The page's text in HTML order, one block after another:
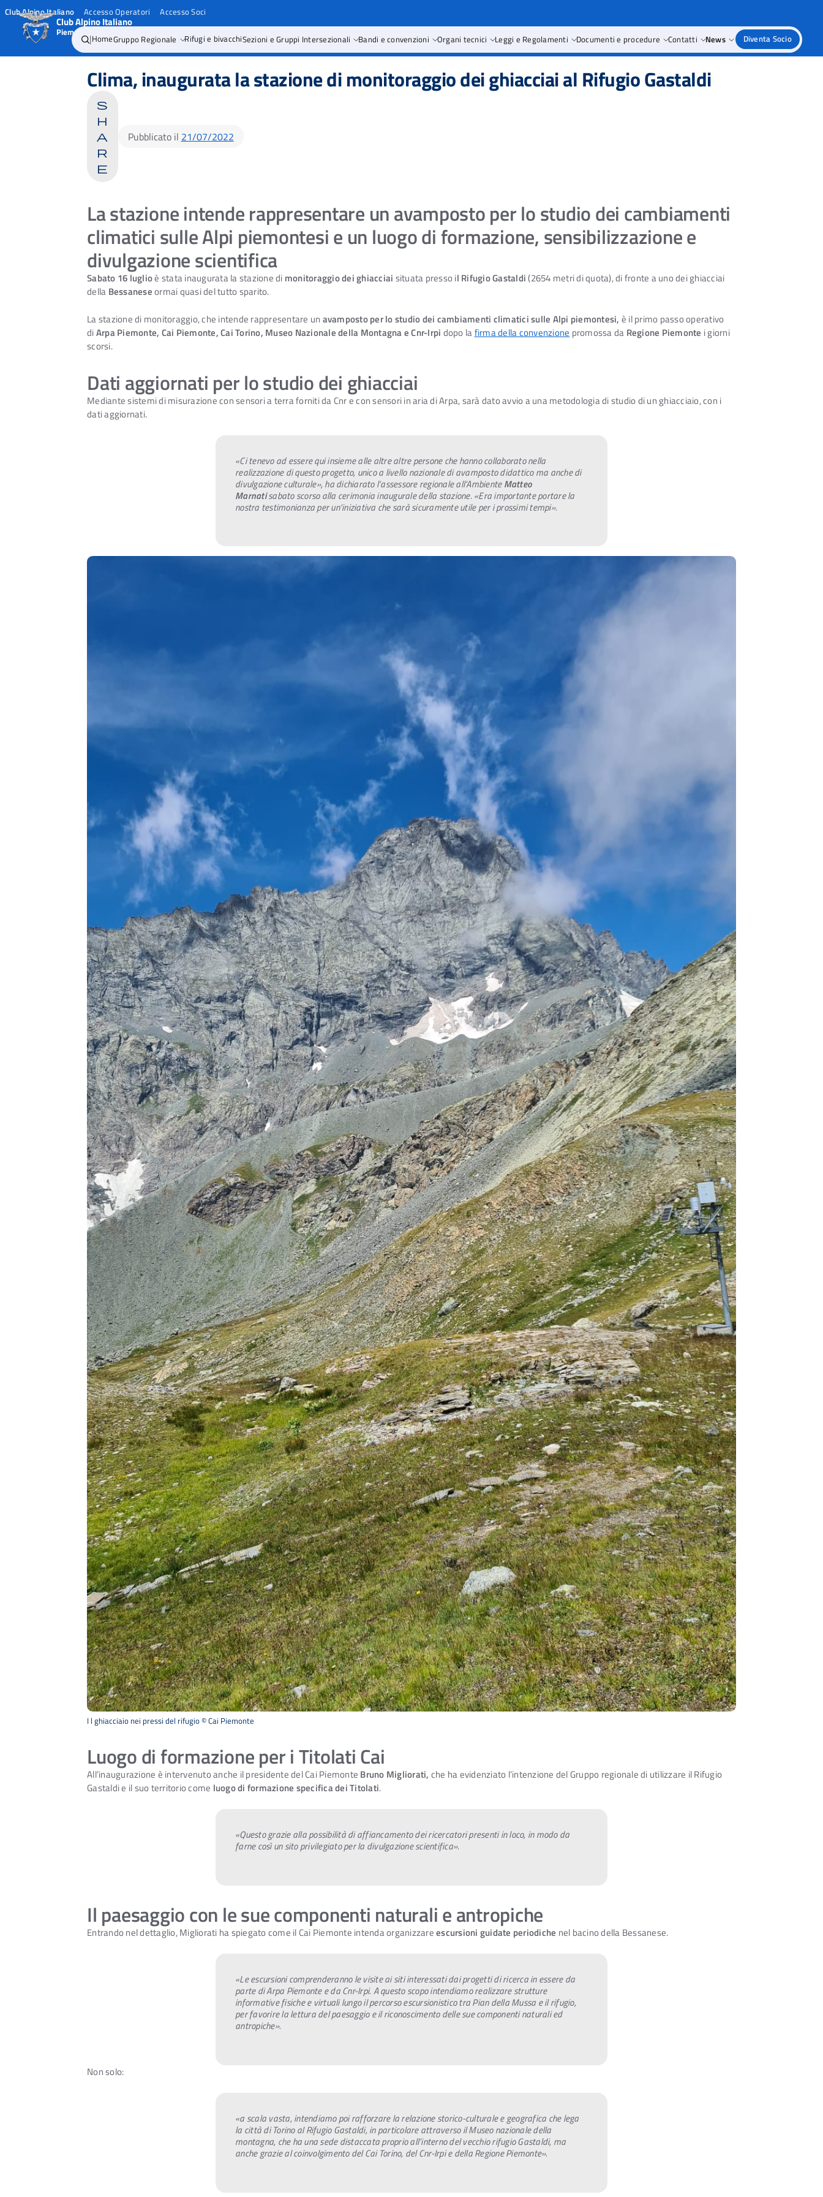
Club Alpino Italiano Accesso Operatori Accesso Soci
Club Alpino Italiano
Piemonte |HomeGruppo Regionale Rifugi e bivacchiSezioni e Gruppi Intersezionali Bandi e convenzioni Organi tecnici Leggi e Regolamenti Documenti e procedure Contatti News Diventa Socio
Clima, inaugurata la stazione di monitoraggio dei ghiacciai al Rifugio Gastaldi
s
h
a
r
e
Pubblicato il 21/07/2022
La stazione intende rappresentare un avamposto per lo studio dei cambiamenti
climatici sulle Alpi piemontesi e un luogo di formazione, sensibilizzazione e
divulgazione scientifica
Sabato 16 luglioè stata inaugurata la stazione di monitoraggio dei ghiacciai situata presso il Rifugio Gastaldi(2654 metri di quota), di fronte a uno dei ghiacciai
della Bessaneseormai quasi del tutto sparito.
La stazione di monitoraggio, che intende rappresentare un avamposto per lo studio dei cambiamenti climatici sulle Alpi piemontesi, è il primo passo operativo
diArpa Piemonte, Cai Piemonte, Cai Torino, Museo Nazionale della Montagna e Cnr-Irpi dopo lafirma della convenzione promossa da Regione Piemonte i giorni
scorsi.
Dati aggiornati per lo studio dei ghiacciai
Mediante sistemi di misurazione con sensori a terra forniti da Cnr e con sensori in aria di Arpa, sarà dato avvio a una metodologia di studio di un ghiacciaio, con i
dati aggiornati.
«Ci tenevo ad essere qui insieme alle altre altre persone che hanno collaborato nella
realizzazione di questo progetto, unico a livello nazionale di avamposto didattico ma anche di
divulgazione culturale», ha dichiarato l’assessore regionale all’AmbienteMatteo
Marnatisabato scorso alla cerimonia inaugurale della stazione. «Era importante portare la
nostra testimonianza per un’iniziativa che sarà sicuramente utile per i prossimi tempi».
I l ghiacciaio nei pressi del rifugio © Cai Piemonte
Luogo di formazione per i Titolati Cai
All’inaugurazione è intervenuto anche il presidente del Cai Piemonte Bruno Migliorati, che ha evidenziato l’intenzione del Gruppo regionale di utilizzare il Rifugio
Gastaldi e il suo territorio come luogo di formazione specifica dei Titolati.
«Questo grazie alla possibilità di affiancamento dei ricercatori presenti in loco, in modo da
farne così un sito privilegiato per la divulgazione scientifica».
Il paesaggio con le sue componenti naturali e antropiche
Entrando nel dettaglio, Migliorati ha spiegato come il Cai Piemonte intenda organizzareescursioni guidate periodiche nel bacino della Bessanese.
«Le escursioni comprenderanno le visite ai siti interessati dai progetti di ricerca in essere da
parte di Arpa Piemonte e da Cnr-Irpi. A questo scopo intendiamo realizzare strutture
informative fisiche e virtuali lungo il percorso escursionistico tra Pian della Mussa e il rifugio,
per favorire la lettura del paesaggio e il riconoscimento delle sue componenti naturali ed
antropiche».
Non solo:
«a scala vasta, intendiamo poi rafforzare la relazione storico-culturale e geografica che lega
la città di Torino al Rifugio Gastaldi, in particolare attraverso il Museo nazionale della
montagna, che ha una sede distaccata proprio all’interno del vecchio rifugio Gastaldi, ma
anche grazie al coinvolgimento del Cai Torino, del Cnr-Irpi e della Regione Piemonte».